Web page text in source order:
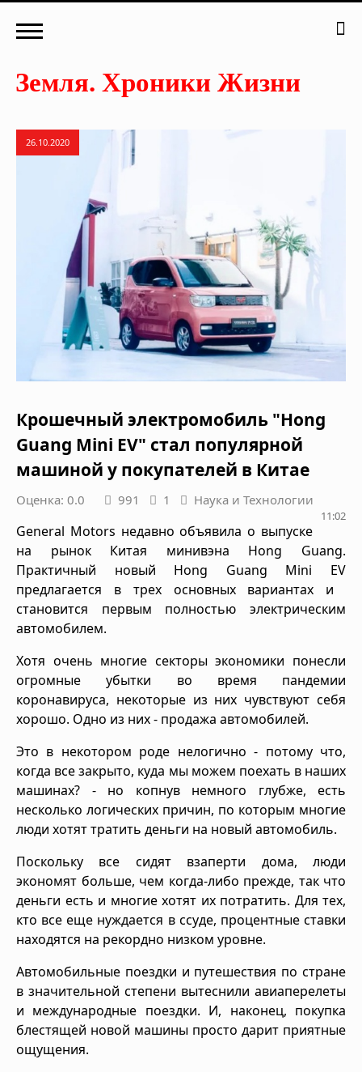
26.10.2020
Крошечный электромобиль "Hong
Guang Mini EV" стал популярной
машиной у покупателей в Китае
Оценка: 0.0 991 1 Наука и Технологии
11:02
General Motors недавно объявила о выпуске
на рынок Китая минивэна Hong Guang.
Практичный новый Hong Guang Mini EV
предлагается в трех основных вариантах и ​​
становится первым полностью электрическим
автомобилем.
Хотя очень многие секторы экономики понесли
огромные убытки во время пандемии
коронавируса, некоторые из них чувствуют себя
хорошо. Одно из них - продажа автомобилей.
Это в некотором роде нелогично - потому что,
когда все закрыто, куда мы можем поехать в наших
машинах? - но копнув немного глубже, есть
несколько логических причин, по которым многие
люди хотят тратить деньги на новый автомобиль.
Поскольку все сидят взаперти дома, люди
экономят больше, чем когда-либо прежде, так что
деньги есть и многие хотят их потратить. Для тех,
кто все еще нуждается в ссуде, процентные ставки
находятся на рекордно низком уровне.
Автомобильные поездки и путешествия по стране
в значительной степени вытеснили авиаперелеты
и международные поездки. И, наконец, покупка
блестящей новой машины просто дарит приятные
ощущения.